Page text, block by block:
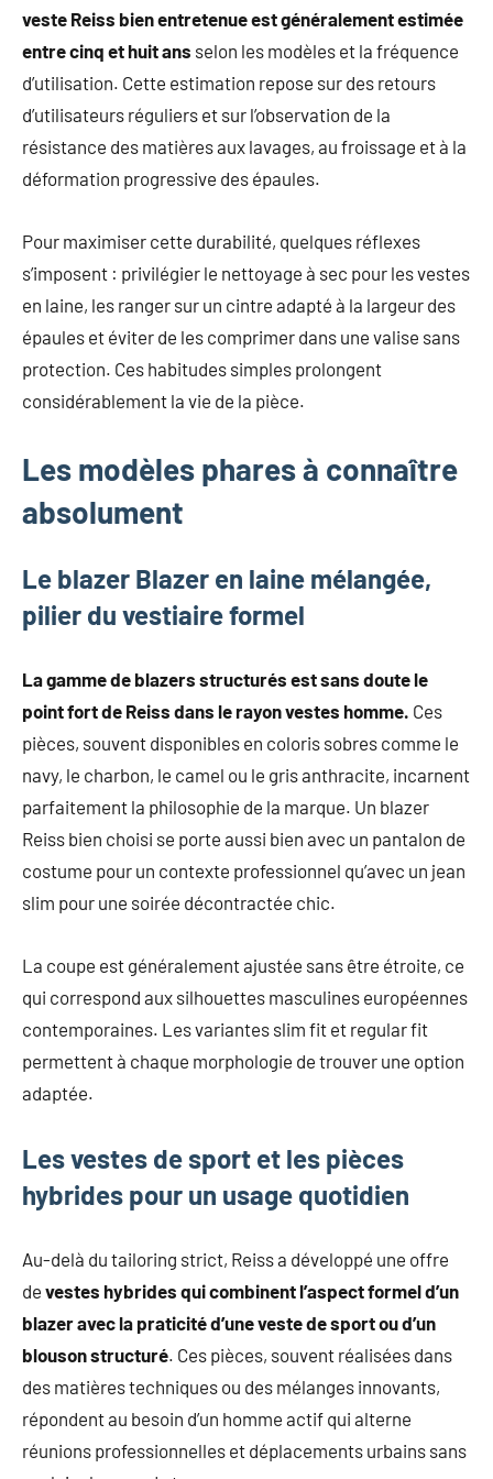
veste Reiss bien entretenue est généralement estimée
entre cinq et huit ans selon les modèles et la fréquence
d’utilisation. Cette estimation repose sur des retours
d’utilisateurs réguliers et sur l’observation de la
résistance des matières aux lavages, au froissage et à la
déformation progressive des épaules.
Pour maximiser cette durabilité, quelques réflexes
s’imposent : privilégier le nettoyage à sec pour les vestes
en laine, les ranger sur un cintre adapté à la largeur des
épaules et éviter de les comprimer dans une valise sans
protection. Ces habitudes simples prolongent
considérablement la vie de la pièce.
Les modèles phares à connaître
absolument
Le blazer Blazer en laine mélangée,
pilier du vestiaire formel
La gamme de blazers structurés est sans doute le
point fort de Reiss dans le rayon vestes homme. Ces
pièces, souvent disponibles en coloris sobres comme le
navy, le charbon, le camel ou le gris anthracite, incarnent
parfaitement la philosophie de la marque. Un blazer
Reiss bien choisi se porte aussi bien avec un pantalon de
costume pour un contexte professionnel qu’avec un jean
slim pour une soirée décontractée chic.
La coupe est généralement ajustée sans être étroite, ce
qui correspond aux silhouettes masculines européennes
contemporaines. Les variantes slim fit et regular fit
permettent à chaque morphologie de trouver une option
adaptée.
Les vestes de sport et les pièces
hybrides pour un usage quotidien
Au-delà du tailoring strict, Reiss a développé une offre
de vestes hybrides qui combinent l’aspect formel d’un
blazer avec la praticité d’une veste de sport ou d’un
blouson structuré. Ces pièces, souvent réalisées dans
des matières techniques ou des mélanges innovants,
répondent au besoin d’un homme actif qui alterne
réunions professionnelles et déplacements urbains sans